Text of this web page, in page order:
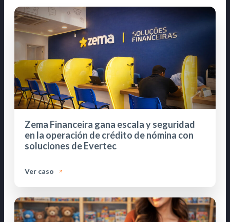
Zema Financeira gana escala y seguridad
en la operación de crédito de nómina con
soluciones de Evertec
Ver caso